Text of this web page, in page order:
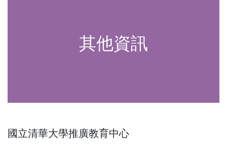
其他資訊
國立清華大學推廣教育中心